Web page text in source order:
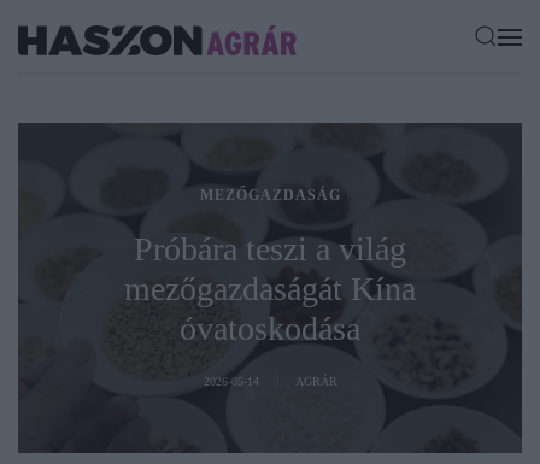
MEZŐGAZDASÁG
Próbára teszi a világ
mezőgazdaságát Kína
óvatoskodása
2026-05-14 AGRÁR